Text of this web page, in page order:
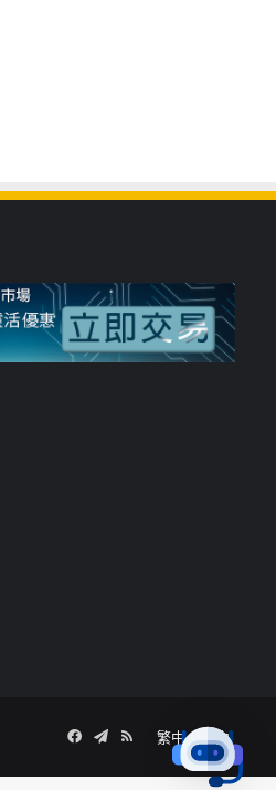
繁中 簡中
Facebook
Telegram
RSS